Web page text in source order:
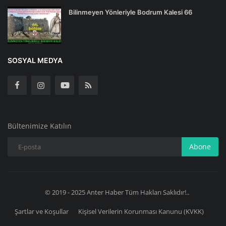
Bilinmeyen Yönleriyle Bodrum Kalesi 66
SOSYAL MEDYA
Bültenimize Katılın
Abone
© 2019 - 2025 Anter Haber Tüm Hakları Saklıdır!..
Şartlar ve Koşullar Kişisel Verilerin Korunması Kanunu (KVKK)